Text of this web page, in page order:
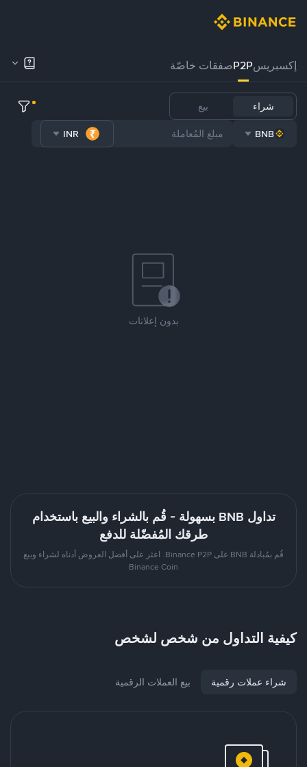
إكسبريسP2Pصفقات خاصّة
شراء بيع
BNB
INR
بدون إعلانات
تداول BNB بسهولة - قُم بالشراء والبيع باستخدام
طرقك المُفضّلة للدفع
قُم بمُبادلة BNB على Binance P2P. اعثر على أفضل العروض أدناه لشراء وبيع
Binance Coin
كيفية التداول من شخص لشخص
شراء عملات رقمية بيع العملات الرقمية